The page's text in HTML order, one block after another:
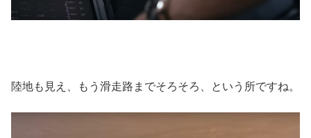
陸地も見え、もう滑走路までそろそろ、という所ですね。